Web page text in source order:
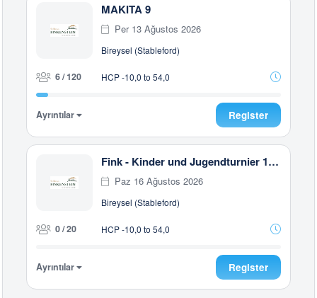
MAKITA 9
Per 13 Ağustos 2026
Bireysel (Stableford)
6 / 120 HCP -10,0 to 54,0
Ayrıntılar Register
Fink - Kinder und Jugendturnier 18 Loch (E)
Paz 16 Ağustos 2026
Bireysel (Stableford)
0 / 20 HCP -10,0 to 54,0
Ayrıntılar Register